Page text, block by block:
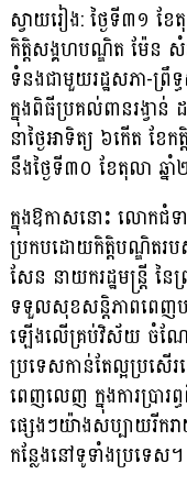
ស្វាយរៀង: ថ្ងៃទី៣១ ខ
កិត្តិសង្គហបណ្ឌិត ម៉ែន សំ
ទំនងជាមួយរដ្ឋសភា-ព្រឹ
ក្នុងពិធីប្រគល់ពានរង្វ
នាថ្ងៃអាទិត្យ ៦កើត ខ
នឹងថ្ងៃទី៣០ ខែតុលា ឆ្
ក្នុងឱកាសនោះ លោកជំទ
ប្រកបដោយកិត្តិបណ្ឌិតរ
សែន នាយករដ្ឋមន្ដ្រី នៃ
ទទួលសុខសន្ដិភាពពេញប
ឡើងលើគ្រប់វិស័យ ចំណែ
ប្រទេសកាន់តែល្អប្រស
ពេញលេញ ក្នុងការប្រ
ផ្សេងៗយ៉ាងសប្បាយរីក
កន្លែងនៅទូទាំងប្រទេស។